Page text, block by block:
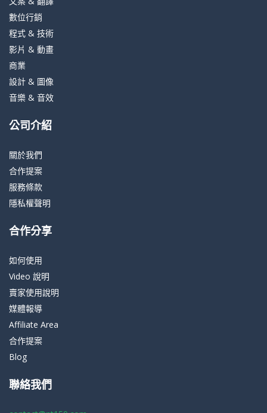
數位行銷
程式 & 技術
影片 & 動畫
商業
設計 & 圖像
音樂 & 音效
公司介紹
關於我們
合作提案
服務條款
隱私權聲明
合作分享
如何使用
Video 說明
賣家使用說明
媒體報導
Affiliate Area
合作提案
Blog
聯絡我們